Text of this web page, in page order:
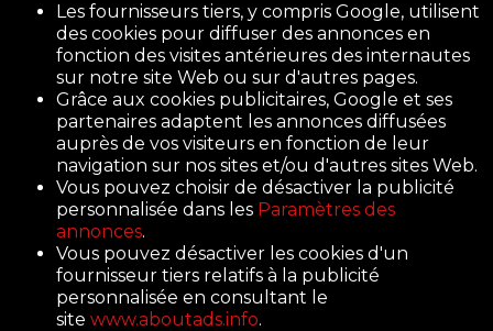
Les fournisseurs tiers, y compris Google, utilisent
des cookies pour diffuser des annonces en
fonction des visites antérieures des internautes
sur notre site Web ou sur d'autres pages.
Grâce aux cookies publicitaires, Google et ses
partenaires adaptent les annonces diffusées
auprès de vos visiteurs en fonction de leur
navigation sur nos sites et/ou d'autres sites Web.
Vous pouvez choisir de désactiver la publicité
personnalisée dans les Paramètres des
annonces.
Vous pouvez désactiver les cookies d'un
fournisseur tiers relatifs à la publicité
personnalisée en consultant le
site www.aboutads.info.